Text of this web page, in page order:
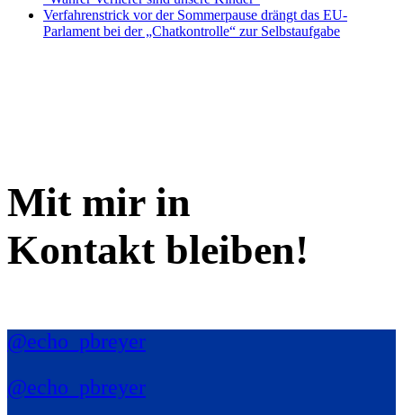
Verfahrenstrick vor der Sommerpause drängt das EU-
Parlament bei der „Chatkontrolle“ zur Selbstaufgabe
Mit mir in
Kontakt bleiben!
@echo_pbreyer
@echo_pbreyer